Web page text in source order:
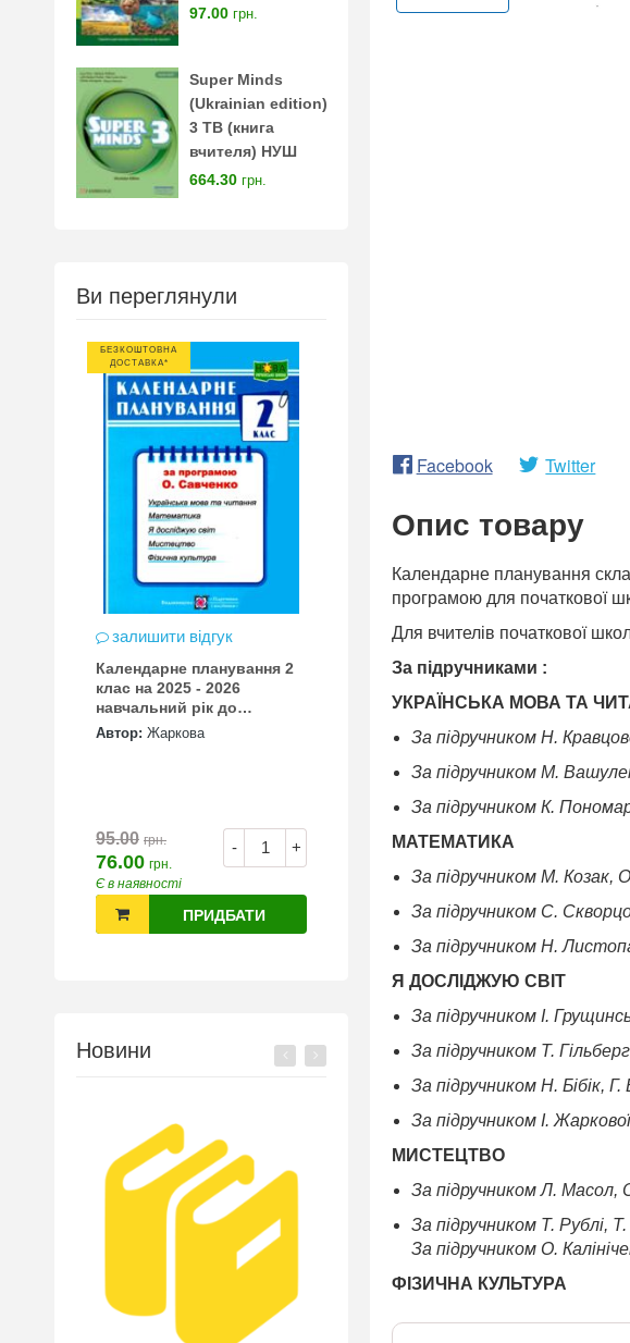
97.00 грн.
Super Minds
(Ukrainian edition)
3 TB (книга
вчителя) НУШ
664.30 грн.
Ви переглянули
БЕЗКОШТОВНА
ДОСТАВКА*
залишити відгук
Календарне планування 2
клас на 2025 - 2026
навчальний рік до
савченко
Автор: Жаркова
- +
95.00 грн.
76.00 грн.
Є в наявності
ПРИДБАТИ
Новини
Facebook Twitter
Опис товару
Календарне планування
програмою для початкової
Для вчителів початкової
За підручниками :
УКРАЇНСЬКА МОВА ТА
За підручником Н.
За підручником М.
За підручником К.
МАТЕМАТИКА
За підручником М. Козак,
За підручником С.
За підручником Н.
Я ДОСЛІДЖУЮ СВІТ
За підручником І.
За підручником Т.
За підручником Н. Бібік, Г.
За підручником І.
МИСТЕЦТВО
За підручником Л.
За підручником Т. Рублі,
За підручником О.
ФІЗИЧНА КУЛЬТУРА